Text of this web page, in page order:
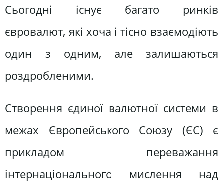
Сьогодні існує багато ринків
євровалют, які хоча і тісно взаємодіють
один з одним, але залишаються
роздробленими.
Створення єдиної валютної системи в
межах Європейського Союзу (ЄС) є
прикладом переважання
інтернаціонального мислення над